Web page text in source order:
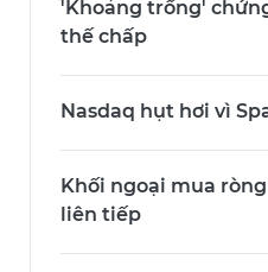
'Khoảng trống'
thế chấp
Nasdaq hụt hơi vì
Khối ngoại mua
liên tiếp